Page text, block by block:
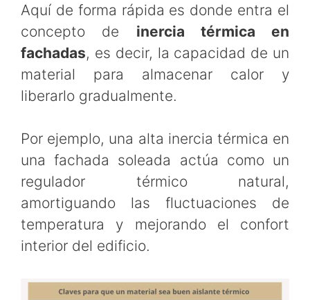
Aquí de forma rápida es donde entra el
concepto de inercia térmica en
fachadas, es decir, la capacidad de un
material para almacenar calor y
liberarlo gradualmente.
Por ejemplo, una alta inercia térmica en
una fachada soleada actúa como un
regulador térmico natural,
amortiguando las fluctuaciones de
temperatura y mejorando el confort
interior del edificio.